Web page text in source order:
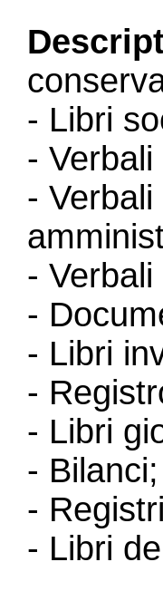
- Libri
-
-
-
-
- Libri
-
- Libri
- Bilanci;
-
- Libri